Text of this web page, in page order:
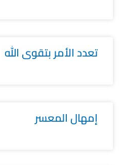
تعدد الأمر بتقوى الله
إمهال المعسر